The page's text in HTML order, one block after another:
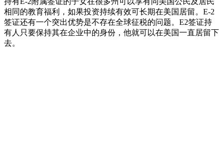
相同的教育福利，如果投资持续有效可长期在美国居留。E-2
签证还有一个突出优势是不存在全球征税的问题。E2签证持
有人只要保持其在企业中的身份，他就可以在美国一直居留下
去。